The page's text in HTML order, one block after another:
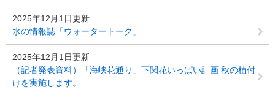
2025年12月1日更新
水の情報誌「ウォータートーク」
2025年12月1日更新
（記者発表資料）「海峡花通り」下関花いっぱい計画 秋の植付
けを実施します。